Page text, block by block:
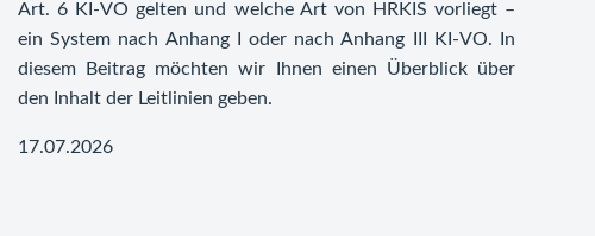
Art. 6 KI-VO gelten und welche Art von HRKIS vorliegt –
ein System nach Anhang I oder nach Anhang III KI-VO. In
diesem Beitrag möchten wir Ihnen einen Überblick über
den Inhalt der Leitlinien geben.
17.07.2026